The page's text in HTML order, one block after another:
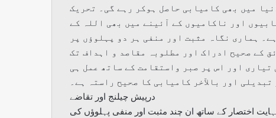
میں بھی کامیابی حاصل ہوکر رہے گی۔ تحریک
اور ناکامیوں کے آئینے میں بھی اللہ کے
ہماری نگاہ مثبت اور منفی ہر دو پہلوؤں پر
کے صحیح ادراک اور مطلوبہ مقاصد و اہداف تک
تیاری اور اس پر صبر واستقامت کے ساتھ عمل ہی
تبدیلی اور بالآخر کامیابی کا صحیح راستہ ہے۔
درپیش چیلنج اور تقاضے
اختصار کے ساتھ ان چند مثبت اور منفی پہلوؤں کی